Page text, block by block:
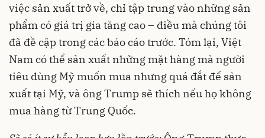
việc sản xuất trở về, chỉ tập trung vào những sản
phẩm có giá trị gia tăng cao – điều mà chúng tôi
đã đề cập trong các báo cáo trước. Tóm lại, Việt
Nam có thể sản xuất những mặt hàng mà người
tiêu dùng Mỹ muốn mua nhưng quá đắt để sản
xuất tại Mỹ, và ông Trump sẽ thích nếu họ không
mua hàng từ Trung Quốc.